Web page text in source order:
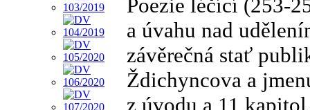
Poezie léčící (253-
a úvahu nad
závěrečná stať
Ždichyncova a
z úvodu a 11